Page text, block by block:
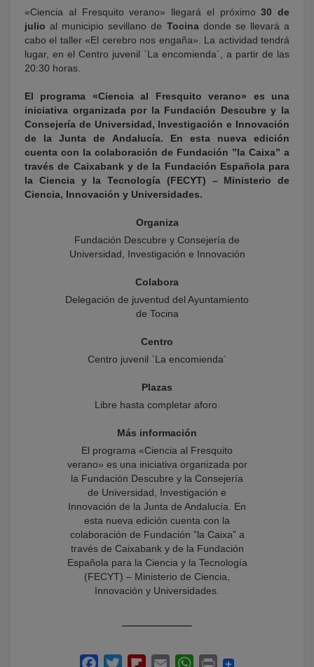
«Ciencia al Fresquito verano» llegará el próximo30 de
julio al municipio sevillano de Tocinadonde se llevará a
cabo el taller «El cerebro nos engaña». La actividad tendrá
lugar, en el Centro juvenil `La encomienda´, a partir de las
20:30 horas.
El programa «Ciencia al Fresquito verano» es una
iniciativa organizada por la Fundación Descubre y la
Consejería de Universidad, Investigación e Innovación
de la Junta de Andalucía. En esta nueva edición
cuenta con la colaboración de Fundación ”la Caixa” a
través de Caixabank y de la Fundación Española para
la Ciencia y la Tecnología (FECYT) – Ministerio de
Ciencia, Innovación y Universidades.
Organiza
Fundación Descubre y Consejería de
Universidad, Investigación e Innovación
Colabora
Delegación de juventud del Ayuntamiento
de Tocina
Centro
Centro juvenil `La encomienda´
Plazas
Libre hasta completar aforo.
Más información
El programa «Ciencia al Fresquito
verano» es una iniciativa organizada por
la Fundación Descubre y la Consejería
de Universidad, Investigación e
Innovación de la Junta de Andalucía. En
esta nueva edición cuenta con la
colaboración de Fundación ”la Caixa” a
través de Caixabank y de la Fundación
Española para la Ciencia y la Tecnología
(FECYT) – Ministerio de Ciencia,
Innovación y Universidades.